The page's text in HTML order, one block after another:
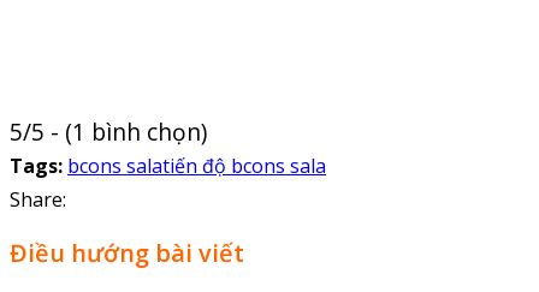
5/5 - (1 bình chọn)
Tags: bcons salatiến độ bcons sala
Share:
Điều hướng bài viết